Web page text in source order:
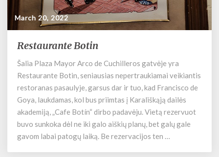
March 20, 2022
R
s
t
a
u
r
a
t
e
Restaurante Botin
Šalia Plaza Mayor Arco de Cuchilleros gatvėje yra
Restaurante Botin, seniausias nepertraukiamai veikiantis
restoranas pasaulyje, garsus dar ir tuo, kad Francisco de
Goya, laukdamas, kol bus priimtas į Karališkąją dailės
akademiją, „Cafe Botín“ dirbo padavėju. Vietą rezervuot
buvo sunkoka dėl ne iki galo aiškių planų, bet galų gale
gavom labai patogų laiką. Be rezervacijos ten …